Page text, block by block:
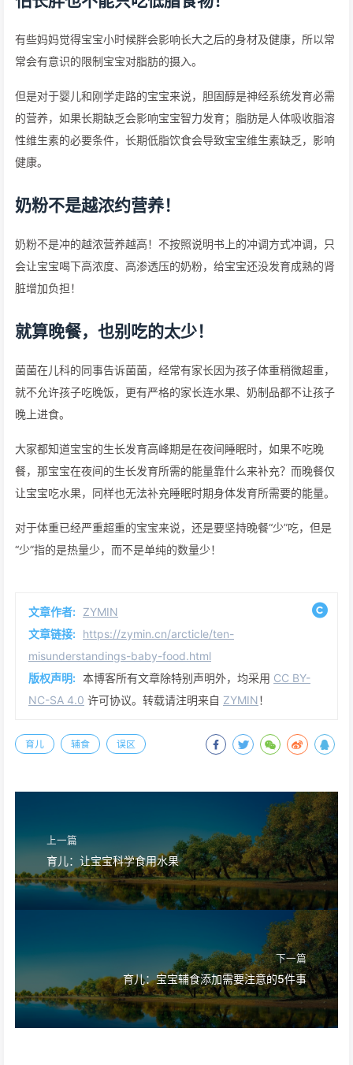
有些妈妈觉得宝宝小时候胖会影响长大之后的身材及健康，所以常
常会有意识的限制宝宝对脂肪的摄入。
但是对于婴儿和刚学走路的宝宝来说，胆固醇是神经系统发育必需
的营养，如果长期缺乏会影响宝宝智力发育；脂肪是人体吸收脂溶
性维生素的必要条件，长期低脂饮食会导致宝宝维生素缺乏，影响
健康。
奶粉不是越浓约营养！
奶粉不是冲的越浓营养越高！不按照说明书上的冲调方式冲调，只
会让宝宝喝下高浓度、高渗透压的奶粉，给宝宝还没发育成熟的肾
脏增加负担！
就算晚餐，也别吃的太少！
菌菌在儿科的同事告诉菌菌，经常有家长因为孩子体重稍微超重，
就不允许孩子吃晚饭，更有严格的家长连水果、奶制品都不让孩子
晚上进食。
大家都知道宝宝的生长发育高峰期是在夜间睡眠时，如果不吃晚
餐，那宝宝在夜间的生长发育所需的能量靠什么来补充？而晚餐仅
让宝宝吃水果，同样也无法补充睡眠时期身体发育所需要的能量。
对于体重已经严重超重的宝宝来说，还是要坚持晚餐“少”吃，但是
“少”指的是热量少，而不是单纯的数量少！
文章作者: ZYMIN
文章链接: https://zymin.cn/arcticle/ten-
misunderstandings-baby-food.html
版权声明: 本博客所有文章除特别声明外，均采用 CC BY-
NC-SA 4.0 许可协议。转载请注明来自 ZYMIN！
育儿 辅食 误区
上一篇
育儿：让宝宝科学食用水果
下一篇
育儿：宝宝辅食添加需要注意的5件事